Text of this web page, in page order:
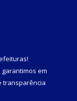
!
em
transparência